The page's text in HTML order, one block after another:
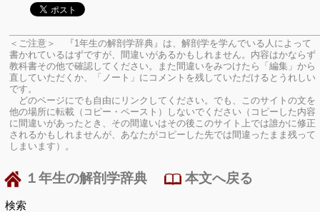
＜ご注意＞ 『1年生の解剖学辞典』は、解剖学を学んでいる人によって
書かれているはずですが、間違いがあるかもしれません。内容はかならず
教科書その他で確認してください。
また間違いをみつけたら「編集」から
直していただくか、「ノート」にコメントを残していただけるとうれしい
です。
どのページにでも自由にリンクしてください。でも、このサイトの文を
他の場所に転載（コピー・ペースト）しないでください（コピーした内容
に間違いがあったとき、その間違いはその後このサイト上では誰かに修正
されるかもしれませんが、あなたがコピーした先では間違ったまま残って
しまいます）。
１年生の解剖学辞典 本文へ戻る
検索